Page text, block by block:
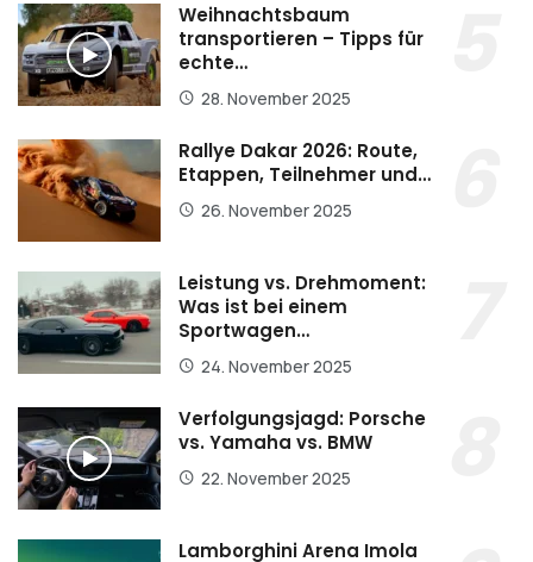
Weihnachtsbaum
transportieren – Tipps für
echte…
28. November 2025
Rallye Dakar 2026: Route,
Etappen, Teilnehmer und…
26. November 2025
Leistung vs. Drehmoment:
Was ist bei einem
Sportwagen…
24. November 2025
Verfolgungsjagd: Porsche
vs. Yamaha vs. BMW
22. November 2025
Lamborghini Arena Imola